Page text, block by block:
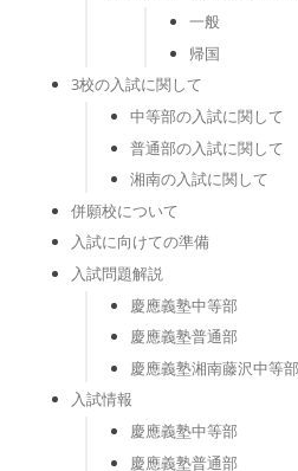
一般
帰国
3校の入試に関して
中等部の入試に関して
普通部の入試に関して
湘南の入試に関して
併願校について
入試に向けての準備
入試問題解説
慶應義塾中等部
慶應義塾普通部
慶應義塾湘南藤沢中等部
入試情報
慶應義塾中等部
慶應義塾普通部